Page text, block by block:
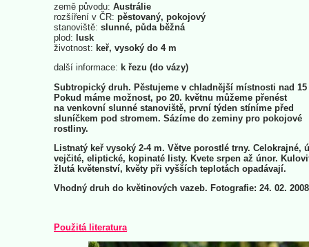
země původu: Austrálie
rozšíření v ČR: pěstovaný, pokojový
stanoviště: slunné, půda běžná
plod: lusk
životnost: keř, vysoký do 4 m
další informace: k řezu (do vázy)
Subtropický druh. Pěstujeme v chladnější místnosti nad 15
Pokud máme možnost, po 20. květnu můžeme přenést
na venkovní slunné stanoviště, první týden stíníme před
sluníčkem pod stromem. Sázíme do zeminy pro pokojové
rostliny.
Listnatý keř vysoký 2-4 m. Větve porostlé trny. Celokrajné,
vejčité, eliptické, kopinaté listy. Kvete srpen až únor.
žlutá květenství, květy při vyšších teplotách opadávají.
Vhodný druh do květinových vazeb. Fotografie: 24. 02.
Použitá literatura